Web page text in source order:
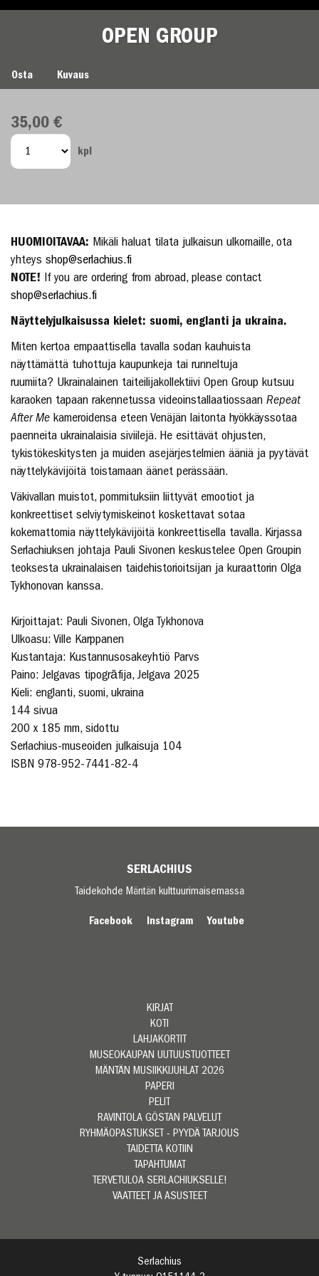
OPEN GROUP
Osta Kuvaus
35,00 €
kpl
HUOMIOITAVAA: Mikäli haluat tilata julkaisun ulkomaille, ota
yhteys shop@serlachius.fi
NOTE! If you are ordering from abroad, please contact
shop@serlachius.fi
Näyttelyjulkaisussa kielet: suomi, englanti ja ukraina.
Miten kertoa empaattisella tavalla sodan kauhuista
näyttämättä tuhottuja kaupunkeja tai runneltuja
ruumiita? Ukrainalainen taiteilijakollektiivi Open Group kutsuu
karaoken tapaan rakennetussa videoinstallaatiossaan Repeat
After Me kameroidensa eteen Venäjän laitonta hyökkäyssotaa
paenneita ukrainalaisia siviilejä. He esittävät ohjusten,
tykistökeskitysten ja muiden asejärjestelmien ääniä ja pyytävät
näyttelykävijöitä toistamaan äänet perässään.
Väkivallan muistot, pommituksiin liittyvät emootiot ja
konkreettiset selviytymiskeinot koskettavat sotaa
kokemattomia näyttelykävijöitä konkreettisella tavalla. Kirjassa
Serlachiuksen johtaja Pauli Sivonen keskustelee Open Groupin
teoksesta ukrainalaisen taidehistorioitsijan ja kuraattorin Olga
Tykhonovan kanssa.
Kirjoittajat: Pauli Sivonen, Olga Tykhonova
Ulkoasu: Ville Karppanen
Kustantaja: Kustannusosakeyhtiö Parvs
Paino: Jelgavas tipogrāfija, Jelgava 2025
Kieli: englanti, suomi, ukraina
144 sivua
200 x 185 mm, sidottu
Serlachius-museoiden julkaisuja 104
ISBN 978-952-7441-82-4
SERLACHIUS
Taidekohde Mäntän kulttuurimaisemassa
Facebook Instagram Youtube
KIRJAT
KOTI
LAHJAKORTIT
MUSEOKAUPAN UUTUUSTUOTTEET
MÄNTÄN MUSIIKKIJUHLAT 2026
PAPERI
PELIT
RAVINTOLA GÖSTAN PALVELUT
RYHMÄOPASTUKSET - PYYDÄ TARJOUS
TAIDETTA KOTIIN
TAPAHTUMAT
TERVETULOA SERLACHIUKSELLE!
VAATTEET JA ASUSTEET
Serlachius